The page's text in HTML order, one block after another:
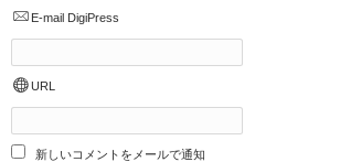
E-mail DigiPress
URL
新しいコメントをメールで通知